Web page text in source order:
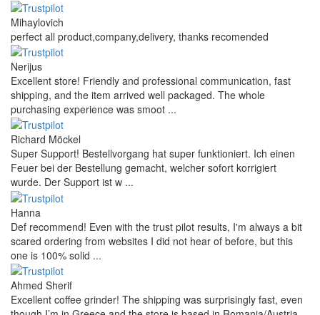
Mihaylovich
perfect all product,company,delivery, thanks recomended
Nerijus
Excellent store! Friendly and professional communication, fast
shipping, and the item arrived well packaged. The whole
purchasing experience was smoot ...
Richard Möckel
Super Support! Bestellvorgang hat super funktioniert. Ich einen
Feuer bei der Bestellung gemacht, welcher sofort korrigiert
wurde. Der Support ist w ...
Hanna
Def recommend! Even with the trust pilot results, I'm always a bit
scared ordering from websites I did not hear of before, but this
one is 100% solid ...
Ahmed Sherif
Excellent coffee grinder! The shipping was surprisingly fast, even